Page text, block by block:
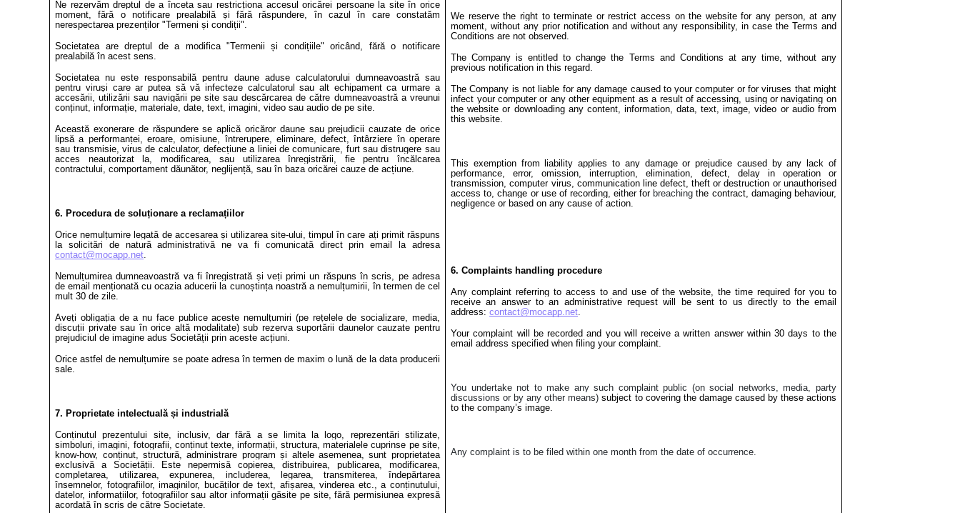
Ne rezervăm dreptul de a înceta sau restricționa accesul oricărei persoane la site în orice
moment, fără o notificare prealabilă și fără răspundere, în cazul în care constatăm
nerespectarea prezenților "Termeni și condiții".
Societatea are dreptul de a modifica "Termenii și condițiile" oricând, fără o notificare
prealabilă în acest sens.
Societatea nu este responsabilă pentru daune aduse calculatorului dumneavoastră sau
pentru viruși care ar putea să vă infecteze calculatorul sau alt echipament ca urmare a
accesării, utilizării sau navigării pe site sau descărcarea de către dumneavoastră a vreunui
conținut, informație, materiale, date, text, imagini, video sau audio de pe site.
Această exonerare de răspundere se aplică oricăror daune sau prejudicii cauzate de orice
lipsă a performanței, eroare, omisiune, întrerupere, eliminare, defect, întârziere în operare
sau transmisie, virus de calculator, defecțiune a liniei de comunicare, furt sau distrugere sau
acces neautorizat la, modificarea, sau utilizarea înregistrării, fie pentru încălcarea
contractului, comportament dăunător, neglijență, sau în baza oricărei cauze de acțiune.
6. Procedura de soluționare a reclamațiilor
Orice nemulțumire legată de accesarea și utilizarea site-ului, timpul în care ați primit răspuns
la solicitări de natură administrativă ne va fi comunicată direct prin email la adresa
contact@mocapp.net.
Nemulțumirea dumneavoastră va fi înregistrată și veți primi un răspuns în scris, pe adresa
de email menționată cu ocazia aducerii la cunoștința noastră a nemulțumirii, în termen de cel
mult 30 de zile.
Aveți obligația de a nu face publice aceste nemulțumiri (pe rețelele de socializare, media,
discuții private sau în orice altă modalitate) sub rezerva suportării daunelor cauzate pentru
prejudiciul de imagine adus Societății prin aceste acțiuni.
Orice astfel de nemulțumire se poate adresa în termen de maxim o lună de la data producerii
sale.
7. Proprietate intelectuală și industrială
Conținutul prezentului site, inclusiv, dar fără a se limita la logo, reprezentări stilizate,
simboluri, imagini, fotografii, conținut texte, informații, structura, materialele cuprinse pe site,
know-how, conținut, structură, administrare program și altele asemenea, sunt proprietatea
exclusivă a Societății. Este nepermisă copierea, distribuirea, publicarea, modificarea,
completarea, utilizarea, expunerea, includerea, legarea, transmiterea, îndepărtarea
însemnelor, fotografiilor, imaginilor, bucăților de text, afișarea, vinderea etc., a conținutului,
datelor, informațiilor, fotografiilor sau altor informații găsite pe site, fără permisiunea expresă
acordată în scris de către Societate.
We reserve the right to terminate or restrict access on the website for any person, at any
moment, without any prior notification and without any responsibility, in case the Terms and
Conditions are not observed.
The Company is entitled to change the Terms and Conditions at any time, without any
previous notification in this regard.
The Company is not liable for any damage caused to your computer or for viruses that might
infect your computer or any other equipment as a result of accessing, using or navigating on
the website or downloading any content, information, data, text, image, video or audio from
this website.
This exemption from liability applies to any damage or prejudice caused by any lack of
performance, error, omission, interruption, elimination, defect, delay in operation or
transmission, computer virus, communication line defect, theft or destruction or unauthorised
access to, change or use of recording, either for breaching the contract, damaging behaviour,
negligence or based on any cause of action.
6. Complaints handling procedure
Any complaint referring to access to and use of the website, the time required for you to
receive an answer to an administrative request will be sent to us directly to the email
address:contact@mocapp.net.
Your complaint will be recorded and you will receive a written answer within 30 days to the
email address specified when filing your complaint.
You undertake not to make any such complaint public (on social networks, media, party
discussions or by any other means)subject to covering the damage caused by these actions
to the company’s image.
Anycomplaintis to be filed within one month from the date of occurrence.